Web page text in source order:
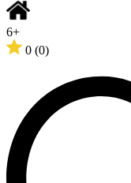
6+
0 (0)